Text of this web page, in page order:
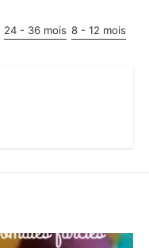
24 - 36 mois 8 - 12 mois